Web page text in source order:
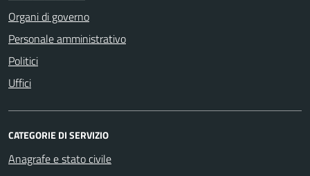
Organi di governo
Personale amministrativo
Politici
Uffici
CATEGORIE DI SERVIZIO
Anagrafe e stato civile